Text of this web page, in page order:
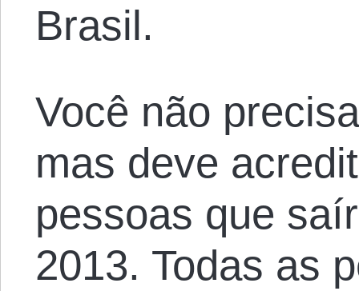
Brasil.
Você não
mas deve
pessoas que
2013. Todas as